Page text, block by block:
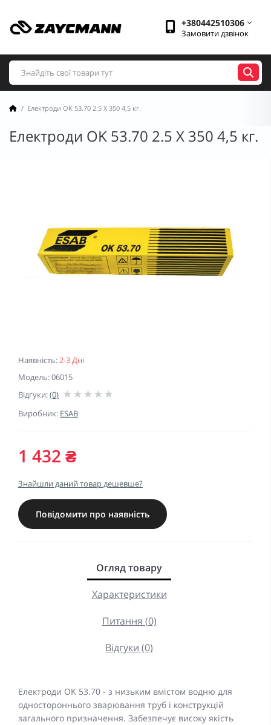
+380442510306
Замовити дзвінок
Електроди OK 53.70 2.5 X 350 4,5 кг.
Електроди OK 53.70 2.5 X 350 4,5 кг.
Наявність:2-3 Дні
Модель: 06015
Відгуки:(0)
Виробник: ESAB
1 432 ₴
Знайшли даний товар дешевше?
Повідомити про наявність
Огляд товару
Характеристики
Питання (0)
Відгуки (0)
Електроди OK 53.70 - з низьким вмістом водню для
одностороннього зварювання труб і конструкцій
загального призначення. Забезпечує високу якість